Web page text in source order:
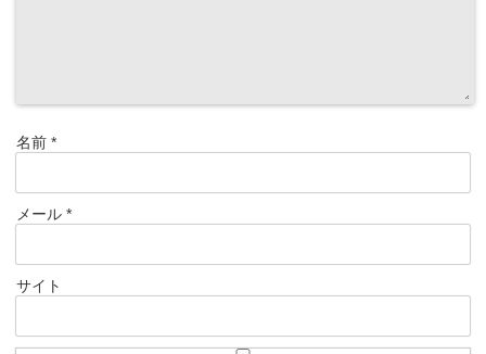
名前 *
メール *
サイト